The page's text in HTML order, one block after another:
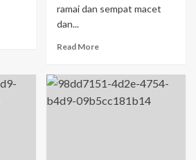
ramai dan sempat macet
dan...
Read More